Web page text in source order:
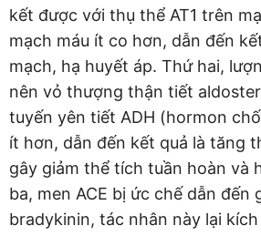
kết được với thụ thể AT1 trên
mạch máu ít co hơn, dẫn đến
mạch, hạ huyết áp. Thứ hai,
nên vỏ thượng thận tiết
tuyến yên tiết ADH (hormon
ít hơn, dẫn đến kết quả là tăng
gây giảm thể tích tuần hoàn và
ba, men ACE bị ức chế dẫn đến
bradykinin, tác nhân này lại